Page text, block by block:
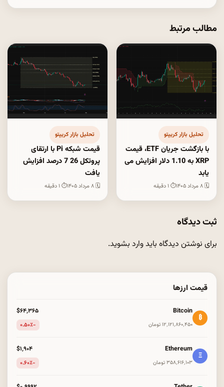
مطالب مرتبط
تحلیل بازار کریپتو
با بازگشت جریان ETF، قیمت
XRP به 1.10 دلار افزایش می
یابد
🗓 ۸ مرداد ۱۴۰۵ ⏱ ۱ دقیقه
تحلیل بازار کریپتو
قیمت شبکه Pi با ارتقای
پروتکل 26 7 درصد افزایش
یافت
🗓 ۸ مرداد ۱۴۰۵ ⏱ ۱ دقیقه
ثبت دیدگاه
برای نوشتن دیدگاه بایدوارد بشوید.
قیمت ارزها
₿
Bitcoin
۱۲٬۱۲۱٬۸۶۰٬۴۵۰ تومان
$۶۴٬۳۶۵
-۰.۵۰٪
Ξ
Ethereum
۳۵۸٬۶۱۶٬۱۰۳ تومان
$۱٬۹۰۴
-۰.۶۰٪